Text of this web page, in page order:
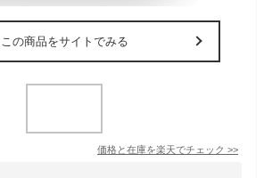
この商品をサイトでみる
価格と在庫を楽天でチェック >>